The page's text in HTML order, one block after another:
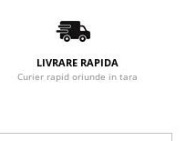
LIVRARE RAPIDA
Curier rapid oriunde in tara